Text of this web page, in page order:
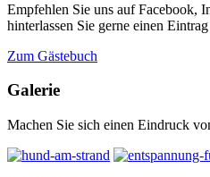
Empfehlen Sie uns auf Facebook,
hinterlassen Sie gerne einen
Zum Gästebuch
Galerie
Machen Sie sich einen Eindruck